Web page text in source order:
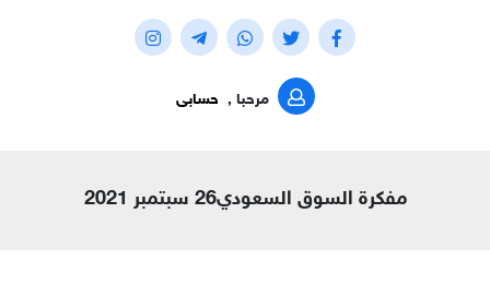
مرحبا , حسابى
مفكرة السوق السعودي26 سبتمبر 2021